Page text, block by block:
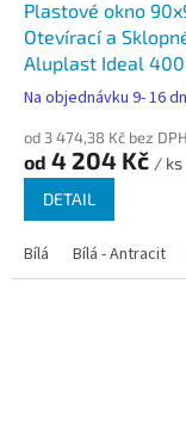
Plastové okno
Otevírací a
Aluplast Ideal
Na objednávku 9- 16
od 3 474,38 Kč bez DPH
od 4 204 Kč / ks
DETAIL
Bílá Bílá - Antracit